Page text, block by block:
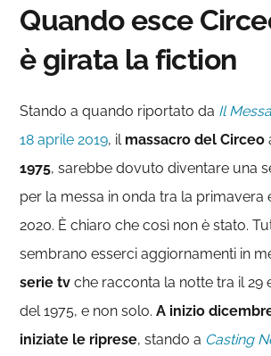
Quando esce
è girata la fiction
Stando a quando riportato da Il
18 aprile 2019, il massacro del Circeo
1975, sarebbe dovuto diventare una
per la messa in onda tra la primavera
2020. È chiaro che così non è stato.
sembrano esserci aggiornamenti in
serie tv che racconta la notte tra il 29
del 1975, e non solo.A inizio
iniziate le riprese, stando a Casting